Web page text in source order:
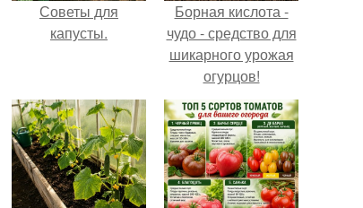
Советы для
капусты.
Борная кислота -
чудо - средство для
шикарного урожая
огурцов!